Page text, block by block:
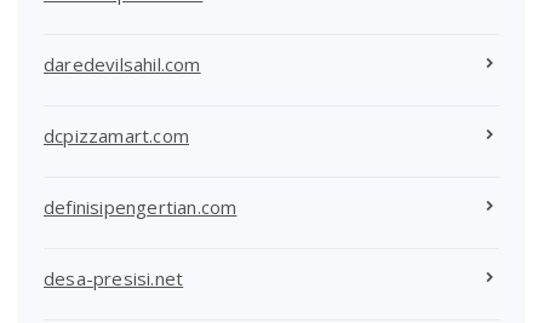
daredevilsahil.com
dcpizzamart.com
definisipengertian.com
desa-presisi.net